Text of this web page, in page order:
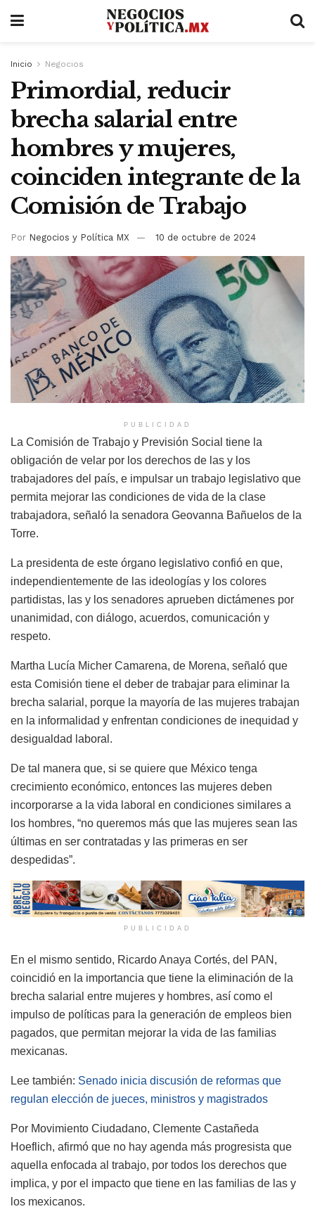
Inicio Negocios
Primordial, reducir
brecha salarial entre
hombres y mujeres,
coinciden integrante de la
Comisión de Trabajo
Por Negocios y Política MX 10 de octubre de 2024
PUBLICIDAD
La Comisión de Trabajo y Previsión Social tiene la
obligación de velar por los derechos de las y los
trabajadores del país, e impulsar un trabajo legislativo que
permita mejorar las condiciones de vida de la clase
trabajadora, señaló la senadora Geovanna Bañuelos de la
Torre.
La presidenta de este órgano legislativo confió en que,
independientemente de las ideologías y los colores
partidistas, las y los senadores aprueben dictámenes por
unanimidad, con diálogo, acuerdos, comunicación y
respeto.
Martha Lucía Micher Camarena, de Morena, señaló que
esta Comisión tiene el deber de trabajar para eliminar la
brecha salarial, porque la mayoría de las mujeres trabajan
en la informalidad y enfrentan condiciones de inequidad y
desigualdad laboral.
De tal manera que, si se quiere que México tenga
crecimiento económico, entonces las mujeres deben
incorporarse a la vida laboral en condiciones similares a
los hombres, “no queremos más que las mujeres sean las
últimas en ser contratadas y las primeras en ser
despedidas”.
PUBLICIDAD
En el mismo sentido, Ricardo Anaya Cortés, del PAN,
coincidió en la importancia que tiene la eliminación de la
brecha salarial entre mujeres y hombres, así como el
impulso de políticas para la generación de empleos bien
pagados, que permitan mejorar la vida de las familias
mexicanas.
Lee también: Senado inicia discusión de reformas que
regulan elección de jueces, ministros y magistrados
Por Movimiento Ciudadano, Clemente Castañeda
Hoeflich, afirmó que no hay agenda más progresista que
aquella enfocada al trabajo, por todos los derechos que
implica, y por el impacto que tiene en las familias de las y
los mexicanos.